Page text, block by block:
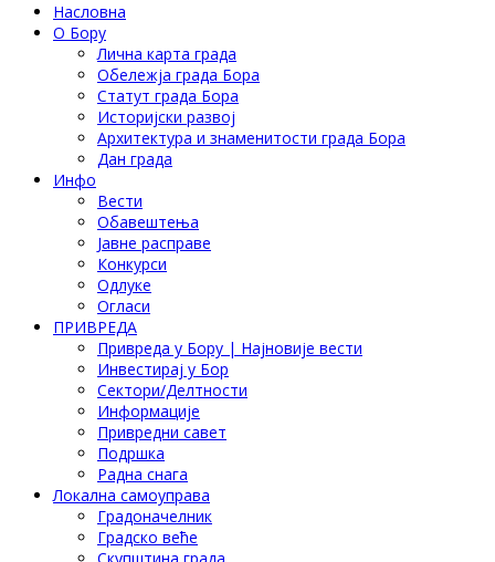
Насловна
О Бору
Лична карта града
Обележја града Бора
Статут града Бора
Историјски развој
Архитектура и знаменитости града Бора
Дан града
Инфо
Вести
Обавештења
Јавне расправе
Конкурси
Одлуке
Огласи
ПРИВРЕДА
Привреда у Бору | Најновије вести
Инвестирај у Бор
Сектори/Делтности
Информације
Привредни савет
Подршка
Радна снага
Локална самоуправа
Градоначелник
Градско веће